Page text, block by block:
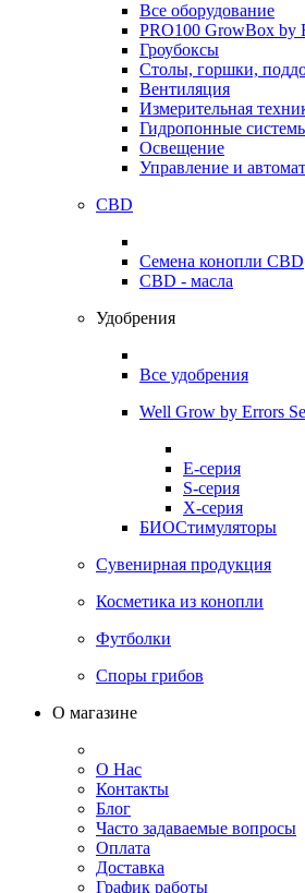
Все оборудование
PRO100 GrowBox by
Гроубоксы
Столы, горшки,
Вентиляция
Измерительная
Гидропонные
Освещение
Управление и
CBD
Семена конопли CBD
CBD - масла
Удобрения
Все удобрения
Well Grow by Errors
E-серия
S-серия
X-серия
БИОСтимуляторы
Сувенирная продукция
Косметика из конопли
Футболки
Споры грибов
О магазине
О Нас
Контакты
Блог
Часто задаваемые вопросы
Оплата
Доставка
График работы